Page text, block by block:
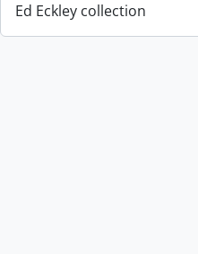
Ed Eckley collection